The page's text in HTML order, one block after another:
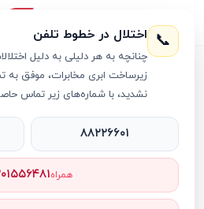
لپ تاپ Vivobook
ASUS
📞 اختلال در خطوط تلفن
چنانچه به هر دلیلی به دلیل
زیرساخت ابری مخابرات، موفق
نشدید، با شماره‌های زیر تماس
۸۸۲۲۶۶۰۱
همراه